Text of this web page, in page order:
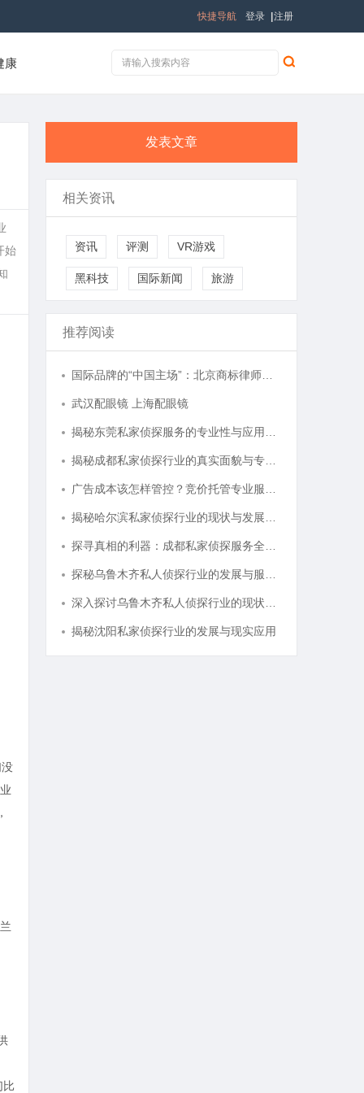
登录 注册
快捷导航
康
始
比
发表文章
相关资讯
资讯 评测 VR游戏
黑科技 国际新闻 旅游
推荐阅读
武汉配眼镜 上海配眼镜
揭秘沈阳私家侦探行业的发展与现实应用